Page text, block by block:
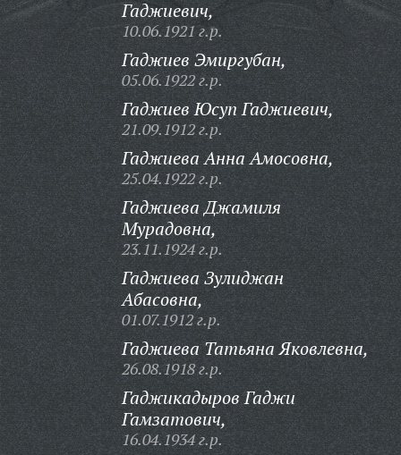
Гаджиевич,
10.06.1921 г.р.
Гаджиев Эмиргубан,
05.06.1922 г.р.
Гаджиев Юсуп Гаджиевич,
21.09.1912 г.р.
Гаджиева Анна Амосовна,
25.04.1922 г.р.
Гаджиева Джамиля
Мурадовна,
23.11.1924 г.р.
Гаджиева Зулиджан
Абасовна,
01.07.1912 г.р.
Гаджиева Татьяна Яковлевна,
26.08.1918 г.р.
Гаджикадыров Гаджи
Гамзатович,
16.04.1934 г.р.